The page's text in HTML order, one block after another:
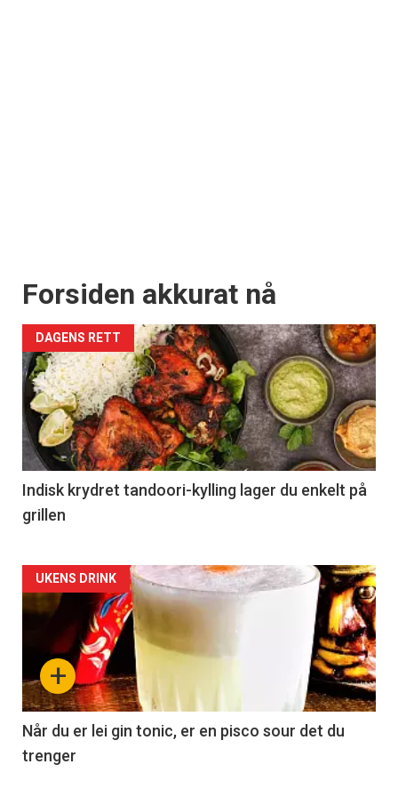
Forsiden akkurat nå
DAGENS RETT
Indisk krydret tandoori-kylling lager du enkelt på
grillen
Forsiden
akkurat
nå
-
2
+
UKENS DRINK
Når du er lei gin tonic, er en pisco sour det du
trenger